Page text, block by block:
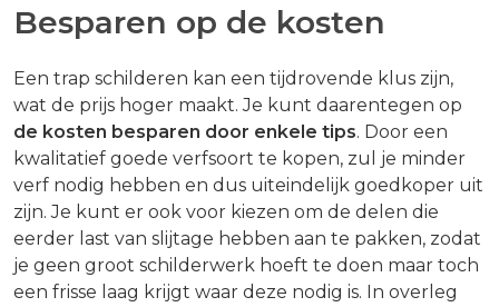
Besparen op de kosten
Een trap schilderen kan een tijdrovende klus zijn,
wat de prijs hoger maakt. Je kunt daarentegen op
de kosten besparen door enkele tips. Door een
kwalitatief goede verfsoort te kopen, zul je minder
verf nodig hebben en dus uiteindelijk goedkoper uit
zijn. Je kunt er ook voor kiezen om de delen die
eerder last van slijtage hebben aan te pakken, zodat
je geen groot schilderwerk hoeft te doen maar toch
een frisse laag krijgt waar deze nodig is. In overleg